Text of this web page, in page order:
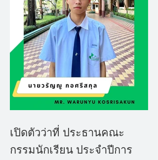
เปิดตัวว่าที่ ประธานคณะ
กรรมนักเรียน ประจำปีการ